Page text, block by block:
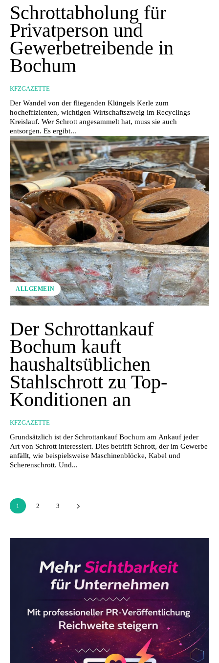
Schrottabholung für
Privatperson und
Gewerbetreibende in
Bochum
KFZGAZETTE
Der Wandel von der fliegenden Klüngels Kerle zum
hocheffizienten, wichtigen Wirtschaftszweig im Recyclings
Kreislauf. Wer Schrott angesammelt hat, muss sie auch
entsorgen. Es ergibt...
ALLGEMEIN
Der Schrottankauf
Bochum kauft
haushaltsüblichen
Stahlschrott zu Top-
Konditionen an
KFZGAZETTE
Grundsätzlich ist der Schrottankauf Bochum am Ankauf jeder
Art von Schrott interessiert. Dies betrifft Schrott, der im Gewerbe
anfällt, wie beispielsweise Maschinenblöcke, Kabel und
Scherenschrott. Und...
1 2 3